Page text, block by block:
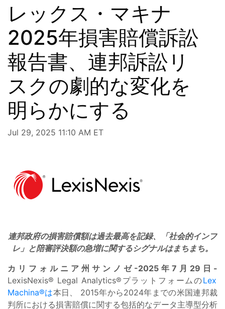
レックス・マキナ
2025年損害賠償訴訟
報告書、連邦訴訟リ
スクの劇的な変化を
明らかにする
Jul 29, 2025 11:10 AM ET
連邦政府の損害賠償額は過去最高を記録、「社会的インフ
レ」と陪審評決額の急増に関するシグナルはまちまち。
カリフォルニア州サンノゼ-2025年7月29日-
LexisNexis® Legal Analytics®プラットフォームのLex
Machina®は本日、 2015年から2024年までの米国連邦裁
判所における損害賠償に関する包括的なデータ主導型分析